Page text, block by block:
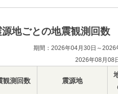
源地ごとの地震観測回数
期間：2026年04月30日～2026
2026年08月08
観測回数 震源地